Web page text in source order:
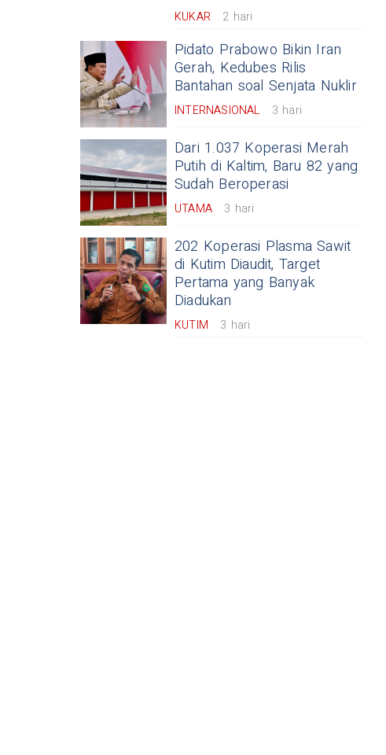
KUKAR 2 hari
Pidato Prabowo Bikin Iran
Gerah, Kedubes Rilis
Bantahan soal Senjata Nuklir
INTERNASIONAL 3 hari
Dari 1.037 Koperasi Merah
Putih di Kaltim, Baru 82 yang
Sudah Beroperasi
UTAMA 3 hari
202 Koperasi Plasma Sawit
di Kutim Diaudit, Target
Pertama yang Banyak
Diadukan
KUTIM 3 hari